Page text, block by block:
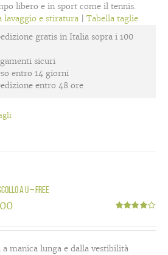
libero e in sport come il tennis.
lavaggio e stiratura |Tabella taglie
gratis in Italia sopra i 100
sicuri
entro 14 giorni
entro 48 ore
a U – Free
4.00su 5
a manica lunga e dalla vestibilità